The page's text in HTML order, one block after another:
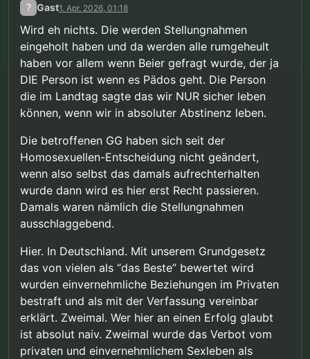
? Gast1. Apr. 2026, 01:18
Wird eh nichts. Die werden Stellungnahmen
eingeholt haben und da werden alle rumgeheult
haben vor allem wenn Beier gefragt wurde, der ja
DIE Person ist wenn es Pädos geht. Die Person
die im Landtag sagte das wir NUR sicher leben
können, wenn wir in absoluter Abstinenz leben.
Die betroffenen GG haben sich seit der
Homosexuellen-Entscheidung nicht geändert,
wenn also selbst das damals aufrechterhalten
wurde dann wird es hier erst Recht passieren.
Damals waren nämlich die Stellungnahmen
ausschlaggebend.
Hier. In Deutschland. Mit unserem Grundgesetz
das von vielen als “das Beste” bewertet wird
wurden einvernehmliche Beziehungen im Privaten
bestraft und als mit der Verfassung vereinbar
erklärt. Zweimal. Wer hier an einen Erfolg glaubt
ist absolut naiv. Zweimal wurde das Verbot vom
privaten und einvernehmlichem Sexleben als